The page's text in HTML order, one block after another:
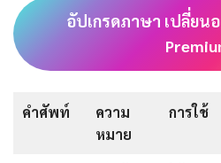
อัปเกรดภาษา เปลี่ยน
คำศัพท์
ความ
หมาย
การใช้